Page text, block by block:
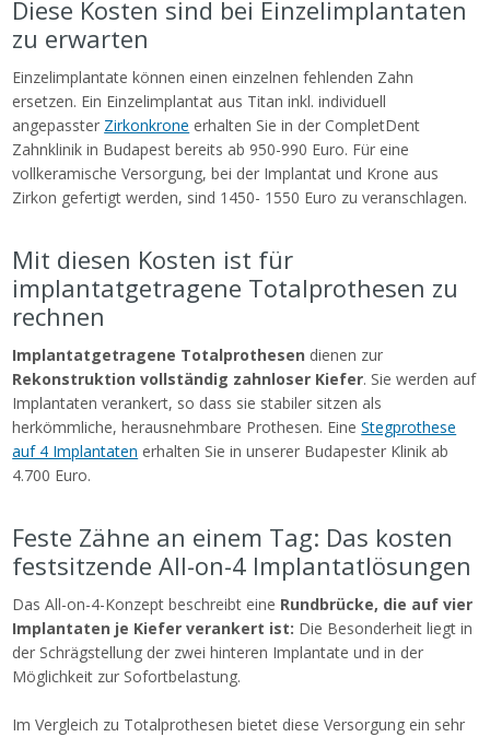
Diese Kosten sind bei Einzelimplantaten
zu erwarten
Einzelimplantate können einen einzelnen fehlenden Zahn
ersetzen. Ein Einzelimplantat aus Titan inkl. individuell
angepasster Zirkonkrone erhalten Sie in der CompletDent
Zahnklinik in Budapest bereits ab 950-990 Euro. Für eine
vollkeramische Versorgung, bei der Implantat und Krone aus
Zirkon gefertigt werden, sind 1450- 1550 Euro zu veranschlagen.
Mit diesen Kosten ist für
implantatgetragene Totalprothesen zu
rechnen
Implantatgetragene Totalprothesen dienen zur
Rekonstruktion vollständig zahnloser Kiefer. Sie werden auf
Implantaten verankert, so dass sie stabiler sitzen als
herkömmliche, herausnehmbare Prothesen. EineStegprothese
auf 4 Implantaten erhalten Sie in unserer Budapester Klinik ab
4.700 Euro.
Feste Zähne an einem Tag: Das kosten
festsitzende All-on-4 Implantatlösungen
Das All-on-4-Konzept beschreibt eine Rundbrücke, die auf vier
Implantaten je Kiefer verankert ist: Die Besonderheit liegt in
der Schrägstellung der zwei hinteren Implantate und in der
Möglichkeit zur Sofortbelastung.
Im Vergleich zu Totalprothesen bietet diese Versorgung ein sehr